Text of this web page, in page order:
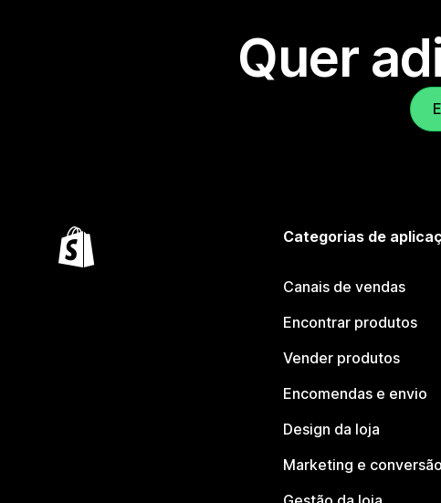
Quer
Categorias de
Canais de vendas
Encontrar produtos
Vender produtos
Encomendas e envio
Design da loja
Marketing e conversão